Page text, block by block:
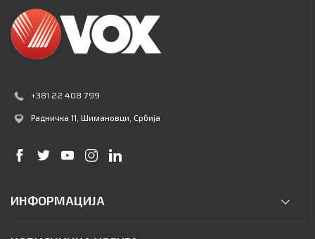
+381 22 408 799
Радничка 11, Шимановци, Србија
ИНФОРМАЦИЈА